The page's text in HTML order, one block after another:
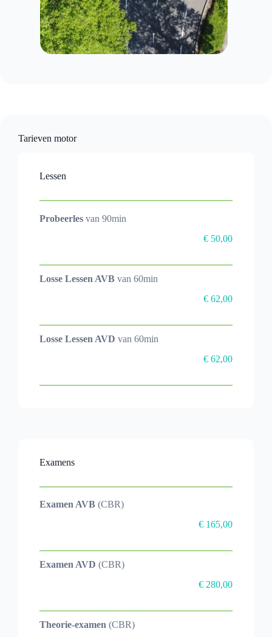
Tarieven motor
Lessen
Probeerles van 90min
€ 50,00
Losse Lessen AVB van 60min
€ 62,00
Losse Lessen AVD van 60min
€ 62,00
Examens
Examen AVB (CBR)
€ 165,00
Examen AVD (CBR)
€ 280,00
Theorie-examen (CBR)